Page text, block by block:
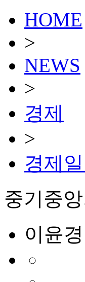
HOME
>
NEWS
>
경제
>
경제
중기중
이윤